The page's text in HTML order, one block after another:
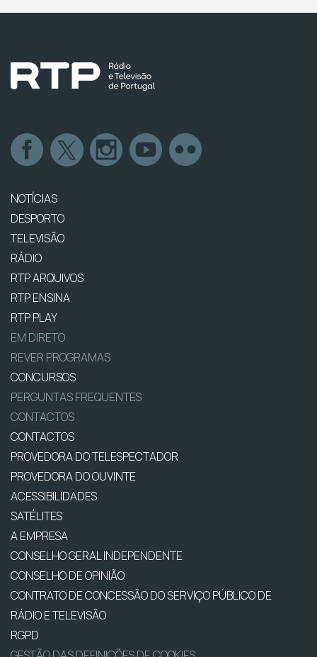
NOTÍCIAS
DESPORTO
TELEVISÃO
RÁDIO
RTP ARQUIVOS
RTP ENSINA
RTP PLAY
EM DIRETO
REVER PROGRAMAS
CONCURSOS
PERGUNTAS FREQUENTES
CONTACTOS
CONTACTOS
PROVEDORA DO TELESPECTADOR
PROVEDORA DO OUVINTE
ACESSIBILIDADES
SATÉLITES
A EMPRESA
CONSELHO GERAL INDEPENDENTE
CONSELHO DE OPINIÃO
CONTRATO DE CONCESSÃO DO SERVIÇO PÚBLICO DE
RÁDIO E TELEVISÃO
RGPD